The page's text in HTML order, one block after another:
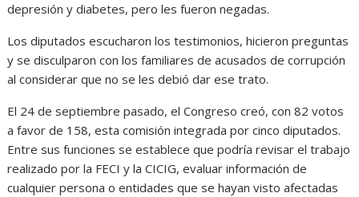
depresión y diabetes, pero les fueron negadas.
Los diputados escucharon los testimonios, hicieron preguntas
y se disculparon con los familiares de acusados de corrupción
al considerar que no se les debió dar ese trato.
El 24 de septiembre pasado, el Congreso creó, con 82 votos
a favor de 158, esta comisión integrada por cinco diputados.
Entre sus funciones se establece que podría revisar el trabajo
realizado por la FECI y la CICIG, evaluar información de
cualquier persona o entidades que se hayan visto afectadas